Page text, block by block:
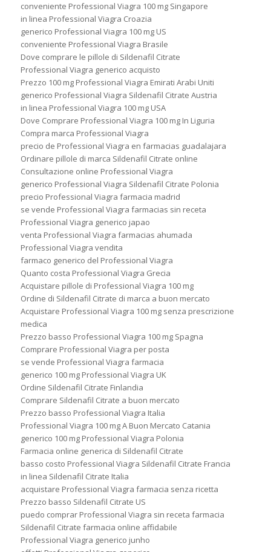
conveniente Professional Viagra 100 mg Singapore
in linea Professional Viagra Croazia
generico Professional Viagra 100 mg US
conveniente Professional Viagra Brasile
Dove comprare le pillole di Sildenafil Citrate
Professional Viagra generico acquisto
Prezzo 100 mg Professional Viagra Emirati Arabi Uniti
generico Professional Viagra Sildenafil Citrate Austria
in linea Professional Viagra 100 mg USA
Dove Comprare Professional Viagra 100 mg In Liguria
Compra marca Professional Viagra
precio de Professional Viagra en farmacias guadalajara
Ordinare pillole di marca Sildenafil Citrate online
Consultazione online Professional Viagra
generico Professional Viagra Sildenafil Citrate Polonia
precio Professional Viagra farmacia madrid
se vende Professional Viagra farmacias sin receta
Professional Viagra generico japao
venta Professional Viagra farmacias ahumada
Professional Viagra vendita
farmaco generico del Professional Viagra
Quanto costa Professional Viagra Grecia
Acquistare pillole di Professional Viagra 100 mg
Ordine di Sildenafil Citrate di marca a buon mercato
Acquistare Professional Viagra 100 mg senza prescrizione
medica
Prezzo basso Professional Viagra 100 mg Spagna
Comprare Professional Viagra per posta
se vende Professional Viagra farmacia
generico 100 mg Professional Viagra UK
Ordine Sildenafil Citrate Finlandia
Comprare Sildenafil Citrate a buon mercato
Prezzo basso Professional Viagra Italia
Professional Viagra 100 mg A Buon Mercato Catania
generico 100 mg Professional Viagra Polonia
Farmacia online generica di Sildenafil Citrate
basso costo Professional Viagra Sildenafil Citrate Francia
in linea Sildenafil Citrate Italia
acquistare Professional Viagra farmacia senza ricetta
Prezzo basso Sildenafil Citrate US
puedo comprar Professional Viagra sin receta farmacia
Sildenafil Citrate farmacia online affidabile
Professional Viagra generico junho